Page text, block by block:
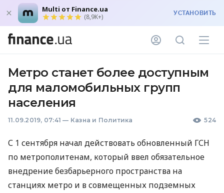
Multi от Finance.ua
(8,9K+) УСТАНОВИТЬ
Метро станет более доступным
для маломобильных групп
населения
11.09.2019, 07:41 — Казна и Политика 524
С 1 сентября начал действовать обновленный ГСН
по метрополитенам, который ввел обязательное
внедрение безбарьерного пространства на
станциях метро и в совмещенных подземных